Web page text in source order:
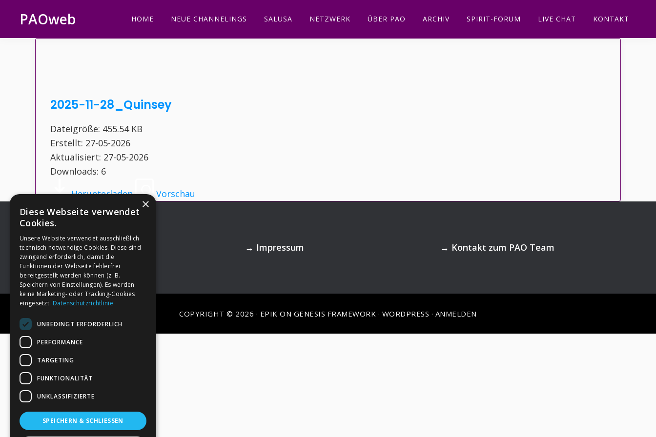
Hauptnavigation
springen
Inhalt
springen
Seitenspalte
springen
Fußzeile
springen
PAOweb HOME NEUE CHANNELINGS SALUSA NETZWERK ÜBER PAO ARCHIV SPIRIT-FORUM LIVE CHAT KONTAKT
2025-11-28_Quinsey
Dateigröße: 455.54 KB
Erstellt: 27-05-2026
Aktualisiert: 27-05-2026
Downloads: 6
Herunterladen
Vorschau
Footer →Deine Spende → Impressum → Kontakt zum PAO Team
COPYRIGHT © 2026 · EPIK ON GENESIS FRAMEWORK · WORDPRESS · ANMELDEN
×
Diese Webseite verwendet
Cookies.
Unsere Website verwendet ausschließlich
technisch notwendige Cookies. Diese sind
zwingend erforderlich, damit die
Funktionen der Webseite fehlerfrei
bereitgestellt werden können (z. B.
Speichern von Einstellungen). Es werden
keine Marketing- oder Tracking-Cookies
eingesetzt. Datenschutzrichtlinie
UNBEDINGT ERFORDERLICH
PERFORMANCE
TARGETING
FUNKTIONALITÄT
UNKLASSIFIZIERTE
SPEICHERN & SCHLIESSEN